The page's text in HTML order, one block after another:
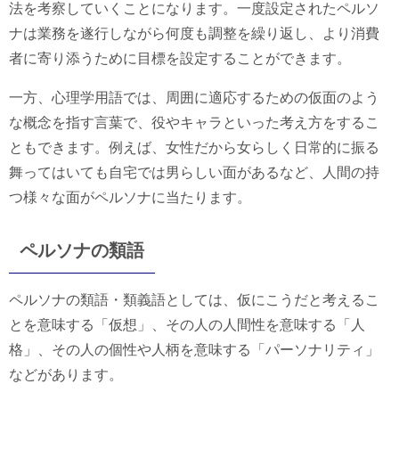
法を考察していくことになります。一度設定されたペルソ
ナは業務を遂行しながら何度も調整を繰り返し、より消費
者に寄り添うために目標を設定することができます。
一方、心理学用語では、周囲に適応するための仮面のよう
な概念を指す言葉で、役やキャラといった考え方をするこ
ともできます。例えば、女性だから女らしく日常的に振る
舞ってはいても自宅では男らしい面があるなど、人間の持
つ様々な面がペルソナに当たります。
ペルソナの類語
ペルソナの類語・類義語としては、仮にこうだと考えるこ
とを意味する「仮想」、その人の人間性を意味する「人
格」、その人の個性や人柄を意味する「パーソナリティ」
などがあります。